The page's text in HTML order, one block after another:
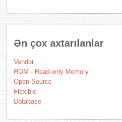
Ən çox axtarılanlar
Vendor
ROM - Read-only Memory
Open Source
Flexible
Database